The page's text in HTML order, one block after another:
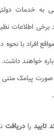
به خدمات
برخی اطلاعات
افراد با
باره خواهند
صورت پیامک
تاییدرادریافت